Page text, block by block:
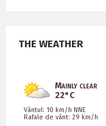
THE WEATHER
Mainly clear
22°C
Vântul: 10 km/h NNE
Rafale de vânt: 29 km/h